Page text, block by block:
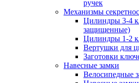
ручек
Механизмы
Цилиндры 3-4
защищенные)
Цилиндры 1-2
Вертушки для
Заготовки
Навесные замки
Велосипедные